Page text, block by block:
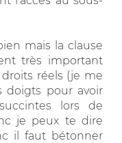
mais la clause
très important
réels (je me
doigts pour avoir
lors de
je peux te dire
il faut bétonner